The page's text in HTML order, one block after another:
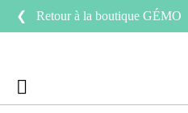
❮ Retour à la boutique GÉMO